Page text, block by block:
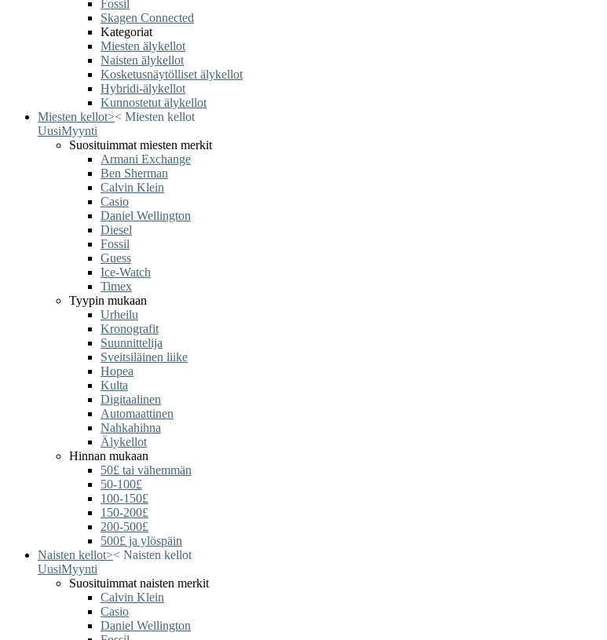
Fossil
Skagen Connected
Kategoriat
Miesten älykellot
Naisten älykellot
Kosketusnäytölliset älykellot
Hybridi-älykellot
Kunnostetut älykellot
Miesten kellot>< Miesten kellot
UusiMyynti
Suosituimmat miesten merkit
Armani Exchange
Ben Sherman
Calvin Klein
Casio
Daniel Wellington
Diesel
Fossil
Guess
Ice-Watch
Timex
Tyypin mukaan
Urheilu
Kronografit
Suunnittelija
Sveitsiläinen liike
Hopea
Kulta
Digitaalinen
Automaattinen
Nahkahihna
Älykellot
Hinnan mukaan
50£ tai vähemmän
50-100£
100-150£
150-200£
200-500£
500£ ja ylöspäin
Naisten kellot>< Naisten kellot
UusiMyynti
Suosituimmat naisten merkit
Calvin Klein
Casio
Daniel Wellington